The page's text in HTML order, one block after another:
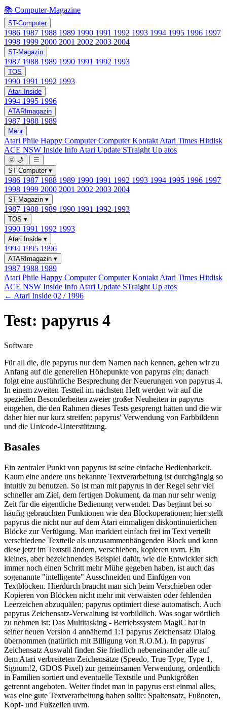
📚 Computer-Magazine
ST-Computer
1986 1987 1988 1989 1990 1991 1992 1993 1994 1995 1996 1997
1998 1999 2000 2001 2002 2003 2004
ST-Magazin
1987 1988 1989 1990 1991 1992 1993
TOS
1990 1991 1992 1993
Atari Inside
1994 1995 1996
ATARImagazin
1987 1988 1989
Mehr
Atari Phile Happy ComputerComputer Kontakt Atari Times Hitdisk
ACE NSW Inside Info Atari Update STraight Up atos
🌞 🌙
☰
ST-Computer ▾
1986 1987 1988 1989 1990 1991 1992 1993 1994 1995 1996 1997
1998 1999 2000 2001 2002 2003 2004
ST-Magazin ▾
1987 1988 1989 1990 1991 1992 1993
TOS ▾
1990 1991 1992 1993
Atari Inside ▾
1994 1995 1996
ATARImagazin ▾
1987 1988 1989
Atari Phile Happy ComputerComputer Kontakt Atari Times Hitdisk
ACE NSW Inside Info Atari Update STraight Up atos
← Atari Inside 02 / 1996
Test: papyrus 4
Software
Für all die, die papyrus nur dem Namen nach kennen, gehen wir zu
Anfang auf die generellen Höhepunkte von papyrus ein; danach
folgt eine ausführliche Besprechung der Neuerungen von papyrus 4.
In einem zweiten Testteil im nächsten Heft werden wir auf die
speziellen Besonderheiten zweier großer Neuheiten in papyrus
eingehen, die den Rahmen dieses Tests gesprengt hätten und die wir
daher hier nur kurz streifen: papyrus' Verwendung von Farbbildenn
und die Unicode-Unterstützung.
Basales
Ein zentraler Punkt von papyrus ist seine einfache Bedienbarkeit.
Kaum eine andere uns bekannte Textverarbeitung ist durchgängig so
intuitiv zu benutzen. So ist man mit papyrus in der Regel sehr viel
schneller am Ziel, dem fertigen Dokument, da man nur sehr wenig
Zeit für die eigentliche Bedienung verwendet. Das beginnt bei so
häufig gebrauchten Funktionen wie den Blockoperationen; hier stellt
papyrus die nicht nur auf dem Atari einmaligen diskontinuierlichen
Blöcke zur Verfügung. Man markiert einfach frei im Text verteilt
verschiedene Textteile als unzusammenhängenden Block und kann
diese jetzt im Textstil ändern, verschieben, kopieren uvm. Ein
kleines, aber bezeichnendes Beispiel dafür, wie die Entwickler sich
immer noch einen Schritt mehr Mühe gegeben haben, ist auch das
sogenannte "intelligente" Ausschneiden und Einfügen von
Textblöcken. Hierdurch braucht man sich beim Verschieben oder
Kopieren von Blöcken nicht mehr mit verwaisten oder fehlenden
Leerzeichen abzuquälen; papyrus optimiert diese automatisch. Auch
papyrus Zeichensatz-Verwaltung ist vorbildlich. Was sogar wörtlich
zu nehmen ist: Das Multitasking - Betriebssystem MagiC hat in
seiner neuen Version 4 annähernd 1:1 papyrus Zeichensatz Dialog
übernommen (natürlich mit Billigung von R.O.M.). In papyrus'
Zeichensatz Auswahl finden Sie friedlich nebeneinander alle auf
dem Atari verbreiteten Zeichensätze (Speedo, True Type, Type 1,
Signum!2, GDOS Pixel) zur gemeinsamen Verwendung, ordentlich
in Familien sortiert und eventuelle Textstile und Punktgrößen
getrennt angeboten. Weiter findet man in papyrus erst einmal alles,
was eine gute Textverarbeitung haben sollte: Spaltensatz, Fußnoten,
Kopf- und Fußzeilen uvm.